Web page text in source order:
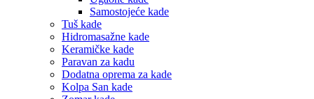
Samostojeće kade
Tuš kade
Hidromasažne kade
Keramičke kade
Paravan za kadu
Dodatna oprema za kade
Kolpa San kade